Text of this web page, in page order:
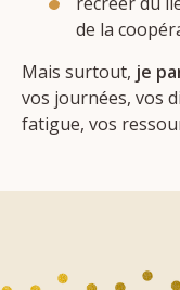
de la
Mais surtout, je
vos journées, vos
fatigue, vos